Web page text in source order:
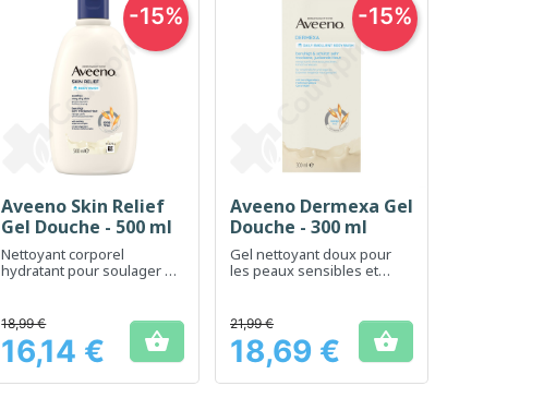
Aperçu rapide
Aveeno Skin Relief
Gel Douche - 500 ml
Nettoyant corporel
hydratant pour soulager et
Prix
18,99 €
16,14 € 
-15%
Aperçu rapide
Aveeno Dermexa Gel
Douche - 300 ml
Gel nettoyant doux pour
les peaux sensibles et
Prix
21,99 €
18,69 € 
-15%